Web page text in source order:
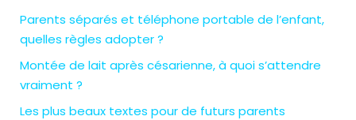
Parents séparés et téléphone portable de l’enfant,
quelles règles adopter ?
Montée de lait après césarienne, à quoi s’attendre
vraiment ?
Les plus beaux textes pour de futurs parents